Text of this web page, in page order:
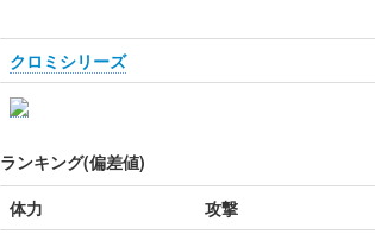
クロミシリーズ
ランキング(偏差値)
体力
攻撃